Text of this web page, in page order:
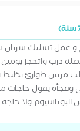
عمل تسليك شريان
درب واتحجز
مرتين طوارئ
وقجأه يقول
ولا حاجه